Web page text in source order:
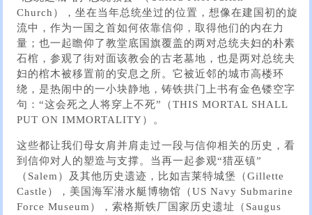
Church），坐在当年总统坐过的位置，想像在建国初的旋
流中，作为一国之首如何依靠信仰，取得他们的内在力
量；也一起瞻仰了教堂底国旗覆盖的两对总统夫妇的朴素
石棺，参观了街对面该教会的古老墓地，也是两对总统夫
妇的棺木被移置前的安息之所。它被近邻的城市高楼环
绕，是热闹中的一小块静地，铸铁拱门上书有金色镂空字
句：“这会死之人将穿上不死”（THIS MORTAL SHALL
PUT ON IMMORTALITY）。
这些都让我们母女肩并肩走过一段与信仰相关的历史，看
到信仰对人的塑造与支撑。当再一起参观“猎巫镇”
（Salem）及其他历史遗迹，比如吉莱特城堡（Gillette
Castle），美国海军潜水艇博物馆（US Navy Submarine
Force Museum），索格斯铁厂国家历史遗址（Saugus